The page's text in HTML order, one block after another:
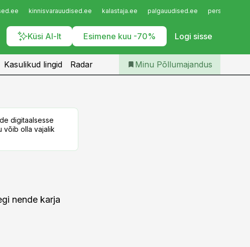
kinnisvarauudised.ee kalastaja.ee palgauudised.ee
Küsi AI-lt Esimene kuu -70% Logi sisse
Iseteenindus
Telli Põllumajandus
Kasulikud lingid Radar Minu Põllumajandus
digitaalsesse
võib olla vajalik
nende karja